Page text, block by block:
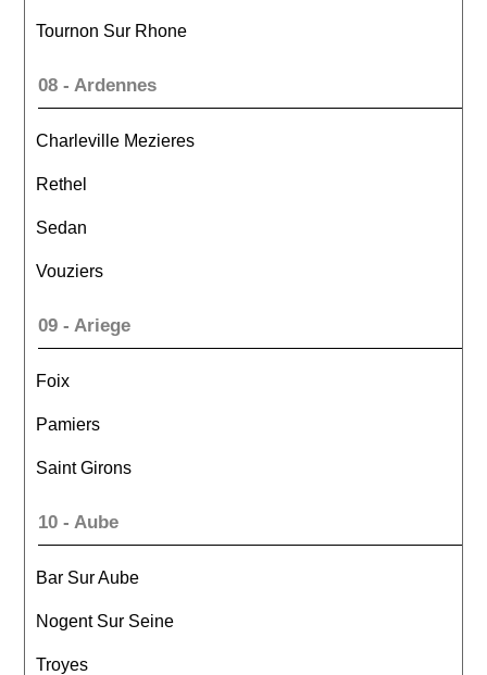
Tournon Sur Rhone
08 - Ardennes
Charleville Mezieres
Rethel
Sedan
Vouziers
09 - Ariege
Foix
Pamiers
Saint Girons
10 - Aube
Bar Sur Aube
Nogent Sur Seine
Troyes